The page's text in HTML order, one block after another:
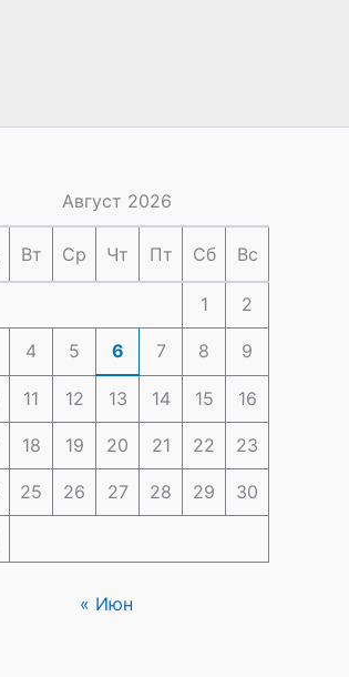
Август 2026
Вт Ср Чт Пт Сб Вс
1 2
4 5 6 7 8 9
11 12 13 14 15 16
18 19 20 21 22 23
25 26 27 28 29 30
« Июн